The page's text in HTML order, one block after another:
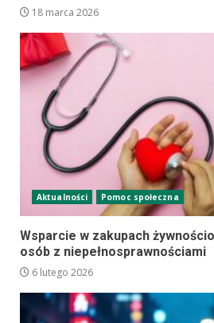
18 marca 2026
Aktualności Pomoc społeczna
Wsparcie w zakupach
osób z niepełnosprawnościami
6 lutego 2026